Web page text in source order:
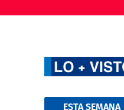
ESTA SEMANA